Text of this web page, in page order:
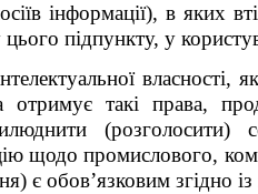
інформації), в яких
цього підпункту, у
отримує такі права,
щодо промислового,
є обов’язковим згідно із